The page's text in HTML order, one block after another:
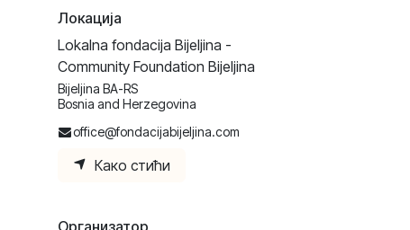
Локација
Lokalna fondacija Bijeljina -
Community Foundation Bijeljina
Bijeljina BA-RS
Bosnia and Herzegovina
office@fondacijabijeljina.com
Како стићи
Организатор